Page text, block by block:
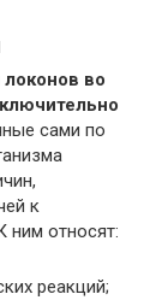
во
сами по
к
ним относят:
реакций;